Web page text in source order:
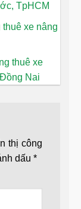
TpHCM
xe nâng
thuê xe
Nai
thị công
dấu *